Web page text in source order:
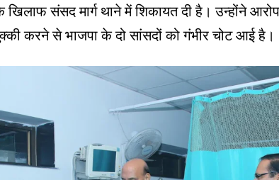
संसद मार्ग थाने में शिकायत दी है। उन्‍होंने
मुक्की करने से भाजपा के दो सांसदों को गंभीर चोट आई है।